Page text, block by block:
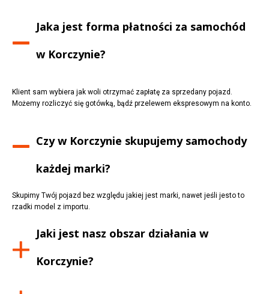
Jaka jest forma płatności za samochód
w Korczynie?
Klient sam wybiera jak woli otrzymać zapłatę za sprzedany pojazd.
Możemy rozliczyć się gotówką, bądź przelewem ekspresowym na konto.
Czy w Korczynie skupujemy samochody
każdej marki?
Skupimy Twój pojazd bez względu jakiej jest marki, nawet jeśli jesto to
rzadki model z importu.
Jaki jest nasz obszar działania w
Korczynie?